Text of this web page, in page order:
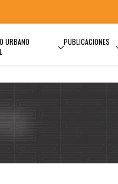
URBANO
PUBLICACIONES